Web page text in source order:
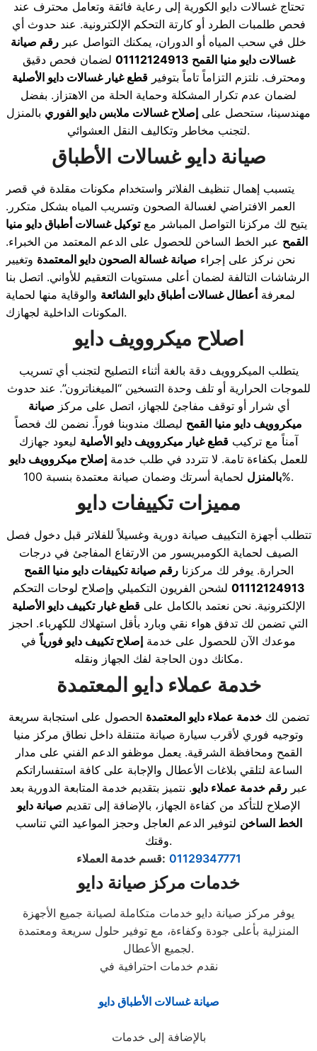
تحتاج غسالات دايو الكورية إلى رعاية فائقة وتعامل محترف عند
فحص طلمبات الطرد أو كارتة التحكم الإلكترونية. عند حدوث أي
خلل في سحب المياه أو الدوران، يمكنك التواصل عبر رقم صيانة
غسالات دايو منيا القمح 01112124913
لضمان فحص دقيق
ومحترف. نلتزم التزاماً تاماً بتوفيرقطع غيار غسالات دايو الأصلية
لضمان عدم تكرار المشكلة وحماية الحلة من الاهتزاز. بفضل
مهندسينا، ستحصل على إصلاح غسالات ملابس دايو الفوري بالمنزل
لتجنب مخاطر وتكاليف النقل العشوائي.
صيانة دايو غسالات الأطباق
يتسبب إهمال تنظيف الفلاتر واستخدام مكونات مقلدة في قصر
العمر الافتراضي لغسالة الصحون وتسريب المياه بشكل متكرر.
يتيح لك مركزنا التواصل المباشر معتوكيل غسالات أطباق دايو منيا
القمح عبر الخط الساخن للحصول على الدعم المعتمد من الخبراء.
نحن نركز على إجراء صيانة غسالة الصحون دايو المعتمدة وتغيير
الرشاشات التالفة لضمان أعلى مستويات التعقيم للأواني. اتصل بنا
لمعرفة أعطال غسالات أطباق دايو الشائعة والوقاية منها لحماية
المكونات الداخلية لجهازك.
اصلاح ميكروويف دايو
يتطلب الميكروويف دقة بالغة أثناء التصليح لتجنب أي تسريب
للموجات الحرارية أو تلف وحدة التسخين “الميغناترون”. عند حدوث
أي شرار أو توقف مفاجئ للجهاز، اتصل على مركز صيانة
ميكروويف دايو منيا القمح ليصلك مندوبنا فوراً. نضمن لك فحصاً
آمناً مع تركيب قطع غيار ميكروويف دايو الأصلية ليعود جهازك
للعمل بكفاءة تامة. لا تتردد في طلب خدمة إصلاح ميكروويف دايو
بالمنزللحماية أسرتك وضمان صيانة معتمدة بنسبة 100%.
مميزات تكييفات دايو
تتطلب أجهزة التكييف صيانة دورية وغسيلاً للفلاتر قبل دخول فصل
الصيف لحماية الكومبريسور من الارتفاع المفاجئ في درجات
الحرارة. يوفر لك مركزنارقم صيانة تكييفات دايو منيا القمح
01112124913 لشحن الفريون التكميلي وإصلاح لوحات التحكم
الإلكترونية. نحن نعتمد بالكامل على قطع غيار تكييف دايو الأصلية
التي تضمن لك تدفق هواء نقي وبارد بأقل استهلاك للكهرباء. احجز
موعدك الآن للحصول على خدمة إصلاح تكييف دايو فورياً في
مكانك دون الحاجة لفك الجهاز ونقله.
خدمة عملاء دايو المعتمدة
تضمن لكخدمة عملاء دايو المعتمدة الحصول على استجابة سريعة
وتوجيه فوري لأقرب سيارة صيانة متنقلة داخل نطاق مركز منيا
القمح ومحافظة الشرقية. يعمل موظفو الدعم الفني على مدار
الساعة لتلقي بلاغات الأعطال والإجابة على كافة استفساراتكم
عبررقم خدمة عملاء دايو. نتميز بتقديم خدمة المتابعة الدورية بعد
الإصلاح للتأكد من كفاءة الجهاز، بالإضافة إلى تقديم صيانة دايو
الخط الساخن لتوفير الدعم العاجل وحجز المواعيد التي تناسب
وقتك.
قسم خدمة العملاء: 01129347771
خدمات مركز صيانة دايو
يوفر مركز صيانة دايو خدمات متكاملة لصيانة جميع الأجهزة
المنزلية بأعلى جودة وكفاءة، مع توفير حلول سريعة ومعتمدة
لجميع الأعطال.
نقدم خدمات احترافية في
صيانة غسالات الأطباق دايو
بالإضافة إلى خدمات